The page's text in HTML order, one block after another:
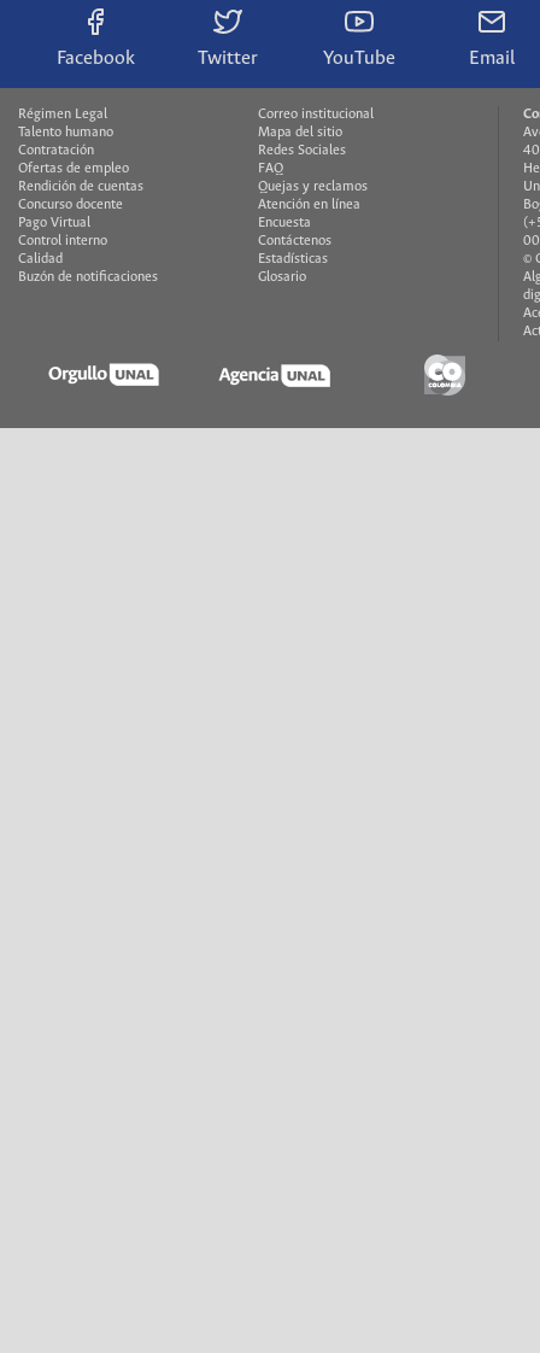
Facebook Twitter YouTube Email
Régimen Legal
Talento humano
Contratación
Ofertas de empleo
Rendición de cuentas
Concurso docente
Pago Virtual
Control interno
Calidad
Buzón de notificaciones
Correo institucional
Mapa del sitio
Redes Sociales
FAQ
Quejas y reclamos
Atención en línea
Encuesta
Contáctenos
Estadísticas
Glosario
©